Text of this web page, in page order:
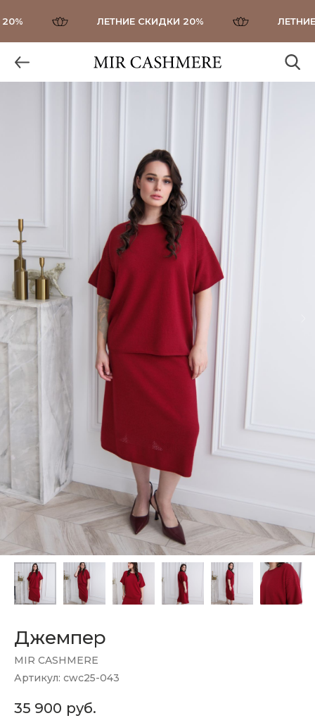
ЛЕТНИЕ СКИДКИ 20% ЛЕТНИЕ
Джемпер
MIR CASHMERE
Артикул: cwc25-043
35 900 руб.